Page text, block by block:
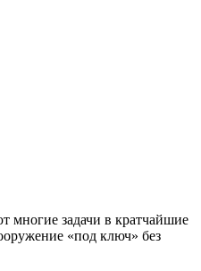
многие задачи в кратчайшие
«под ключ» без